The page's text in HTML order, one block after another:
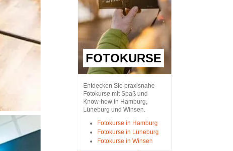
FOTOKURSE
Entdecken Sie praxisnahe
Fotokurse mit Spaß und
Know-how in Hamburg,
Lüneburg und Winsen.
Fotokurse in Hamburg
Fotokurse in Lüneburg
Fotokurse in Winsen